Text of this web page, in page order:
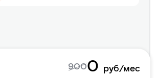
9000 руб/мес